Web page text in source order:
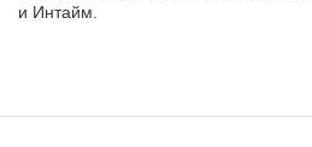
и Интайм.